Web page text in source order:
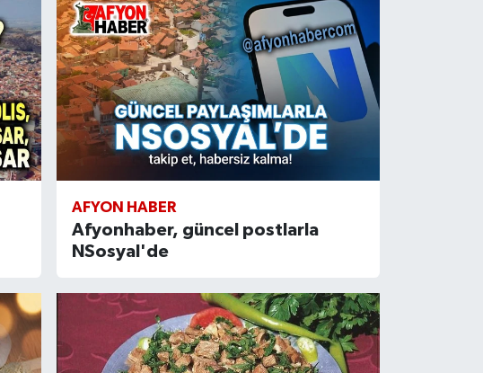
AFYON HABER
Afyonhaber, güncel postlarla
NSosyal'de